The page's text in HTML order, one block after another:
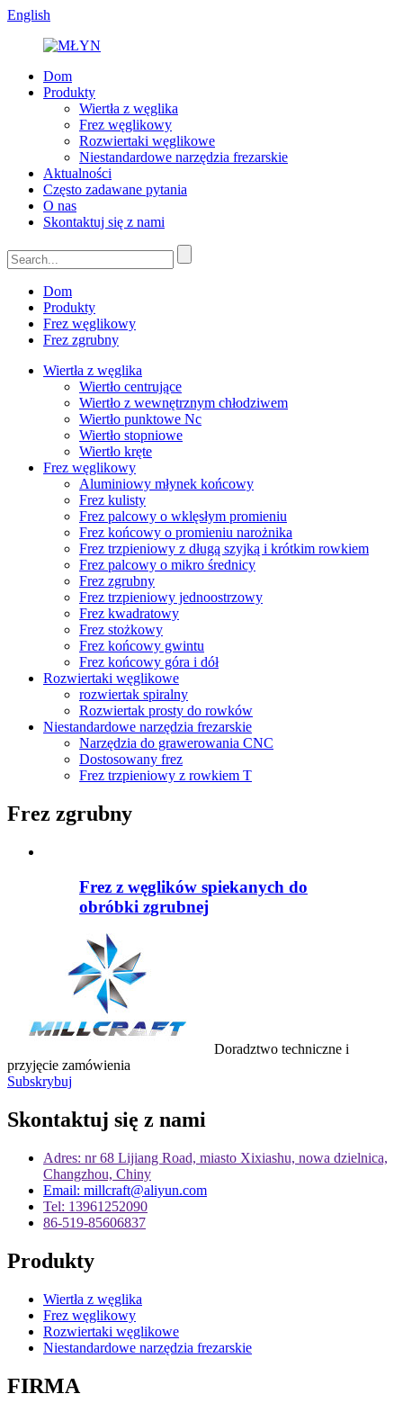
English
Dom
Produkty
Wiertła z węglika
Frez węglikowy
Rozwiertaki węglikowe
Niestandardowe narzędzia frezarskie
Aktualności
Często zadawane pytania
O nas
Skontaktuj się z nami
Dom
Produkty
Frez węglikowy
Frez zgrubny
Wiertła z węglika
Wiertło centrujące
Wiertło z wewnętrznym chłodziwem
Wiertło punktowe Nc
Wiertło stopniowe
Wiertło kręte
Frez węglikowy
Aluminiowy młynek końcowy
Frez kulisty
Frez palcowy o wklęsłym promieniu
Frez końcowy o promieniu narożnika
Frez trzpieniowy z długą szyjką i krótkim rowkiem
Frez palcowy o mikro średnicy
Frez zgrubny
Frez trzpieniowy jednoostrzowy
Frez kwadratowy
Frez stożkowy
Frez końcowy gwintu
Frez końcowy góra i dół
Rozwiertaki węglikowe
rozwiertak spiralny
Rozwiertak prosty do rowków
Niestandardowe narzędzia frezarskie
Narzędzia do grawerowania CNC
Dostosowany frez
Frez trzpieniowy z rowkiem T
Frez zgrubny
Frez z węglików spiekanych do
obróbki zgrubnej
Doradztwo techniczne i
przyjęcie zamówienia
Subskrybuj
Skontaktuj się z nami
Adres: nr 68 Lijiang Road, miasto Xixiashu, nowa dzielnica,
Changzhou, Chiny
Email: millcraft@aliyun.com
Tel: 13961252090
86-519-85606837
Produkty
Wiertła z węglika
Frez węglikowy
Rozwiertaki węglikowe
Niestandardowe narzędzia frezarskie
FIRMA